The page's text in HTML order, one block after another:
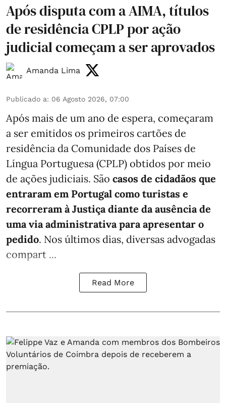
Após disputa com a AIMA, títulos
de residência CPLP por ação
judicial começam a ser aprovados
Amanda Lima
Publicado a: 06 Agosto 2026, 07:00
Após mais de um ano de espera, começaram
a ser emitidos os primeiros cartões de
residência da Comunidade dos Países de
Língua Portuguesa (CPLP) obtidos por meio
de ações judiciais. São casos de cidadãos que
entraram em Portugal como turistas e
recorreram à Justiça diante da ausência de
uma via administrativa para apresentar o
pedido. Nos últimos dias, diversas advogadas
compart ...
Read More